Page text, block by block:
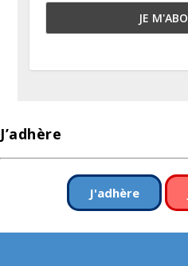
J’adhère
J'adhère